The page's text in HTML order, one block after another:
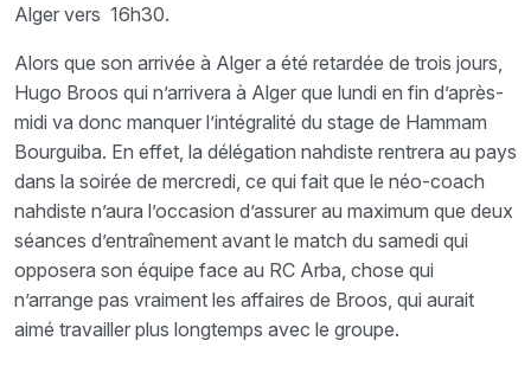
Alger vers 16h30.
Alors que son arrivée à Alger a été retardée de trois jours,
Hugo Broos qui n’arrivera à Alger que lundi en fin d’après-
midi va donc manquer l’intégralité du stage de Hammam
Bourguiba. En effet, la délégation nahdiste rentrera au pays
dans la soirée de mercredi, ce qui fait que le néo-coach
nahdiste n’aura l’occasion d’assurer au maximum que deux
séances d’entraînement avant le match du samedi qui
opposera son équipe face au RC Arba, chose qui
n’arrange pas vraiment les affaires de Broos, qui aurait
aimé travailler plus longtemps avec le groupe.